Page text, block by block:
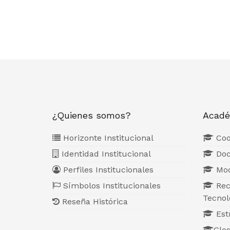
¿Quienes somos?
Horizonte Institucional
Identidad Institucional
Perfiles Institucionales
Símbolos Institucionales
Reseña Histórica